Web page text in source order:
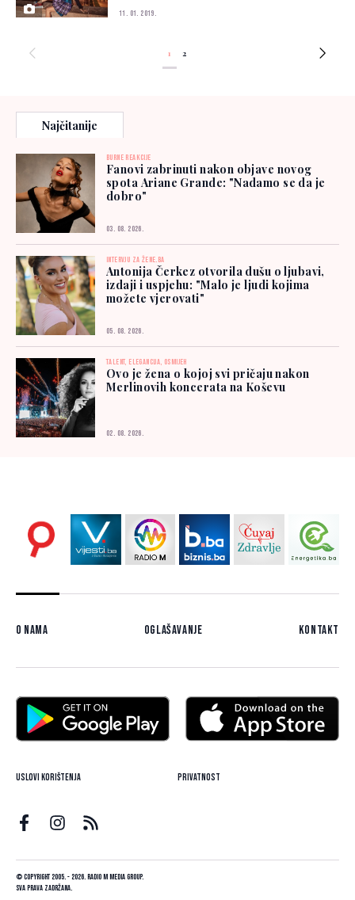
11. 01. 2019.
1 2
Najčitanije
BURNE REAKCIJE
Fanovi zabrinuti nakon objave novog
spota Ariane Grande: "Nadamo se da je
dobro"
03. 08. 2026.
INTERVJU ZA ŽENE.BA
Antonija Čerkez otvorila dušu o ljubavi,
izdaji i uspjehu: "Malo je ljudi kojima
možete vjerovati"
05. 08. 2026.
TALENT, ELEGANCIJA, OSMIJEH
Ovo je žena o kojoj svi pričaju nakon
Merlinovih koncerata na Koševu
02. 08. 2026.
O nama Oglašavanje Kontakt
Uslovi korištenja Privatnost
© Copyright 2005. - 2026. Radio M Media Group.
Sva prava zadržana.